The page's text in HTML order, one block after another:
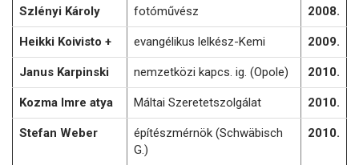
Szlényi Károly fotóművész 2008.
Heikki Koivisto + evangélikus lelkész-Kemi 2009.
Janus Karpinski nemzetközi kapcs. ig. (Opole) 2010.
Kozma Imre atya Máltai Szeretetszolgálat 2010.
Stefan Weber
építészmérnök (Schwäbisch
G.)
2010.